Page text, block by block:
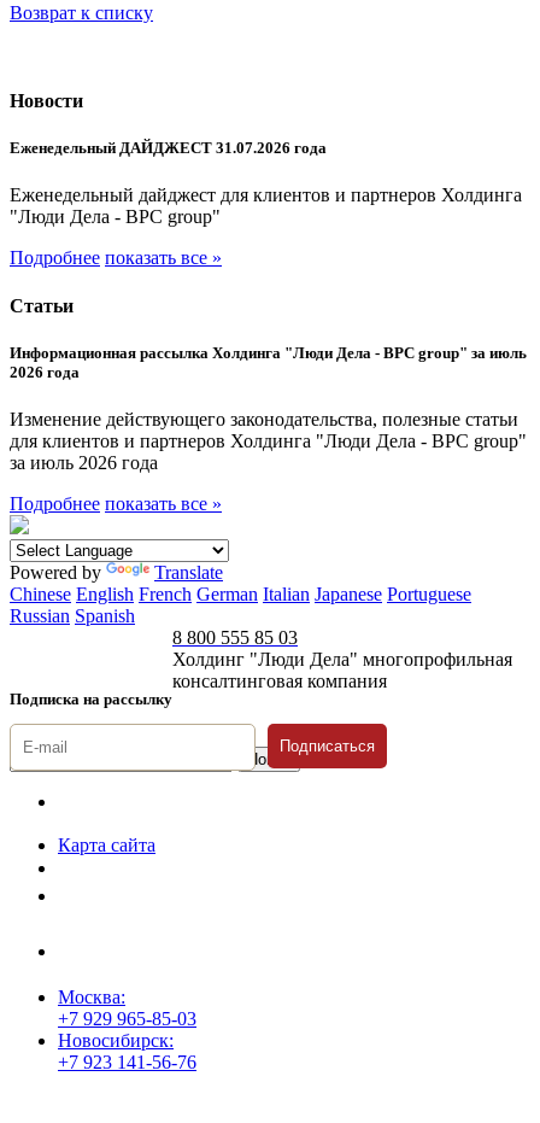
Возврат к списку
Новости
Еженедельный ДАЙДЖЕСТ 31.07.2026 года
Еженедельный дайджест для клиентов и партнеров Холдинга
"Люди Дела - BPC group"
Подробнее показать все »
Статьи
Информационная рассылка Холдинга "Люди Дела - BPC group" за июль
2026 года
Изменение действующего законодательства, полезные статьи
для клиентов и партнеров Холдинга "Люди Дела - BPC group"
за июль 2026 года
Подробнее показать все »
Powered by
Translate
Chinese English French German Italian Japanese Portuguese
Russian Spanish
Подписка на рассылку
8 800 555 85 03
Холдинг "Люди Дела" многопрофильная
консалтинговая компания
Подписаться
Карта сайта
Москва:
+7 929 965-85-03
Новосибирск:
+7 923 141-56-76